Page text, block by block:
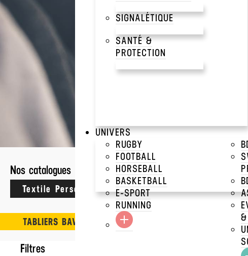
SIGNALÉTIQUE
SANTÉ &
PROTECTION
UNIVERS
RUGBY
FOOTBALL
HORSEBALL
BASKETBALL
E-SPORT
RUNNING
Crafters vous fournit vos
le secteur alimentaire,
Nos catalogues
TABLIERS BAVETTES
Filtres
CRAFTERS>TABLIERS>
''COLOURS''
Premier